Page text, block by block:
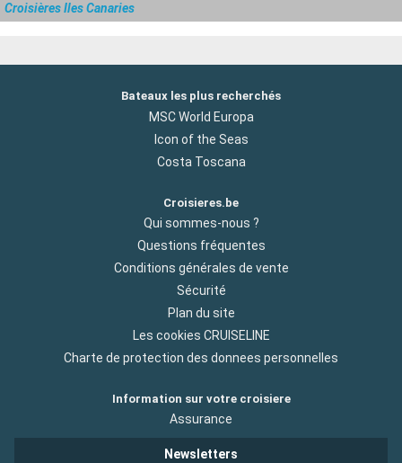
Croisières Iles Canaries
Bateaux les plus recherchés
MSC World Europa
Icon of the Seas
Costa Toscana
Croisieres.be
Qui sommes-nous ?
Questions fréquentes
Conditions générales de vente
Sécurité
Plan du site
Les cookies CRUISELINE
Charte de protection des donnees personnelles
Information sur votre croisiere
Assurance
Newsletters